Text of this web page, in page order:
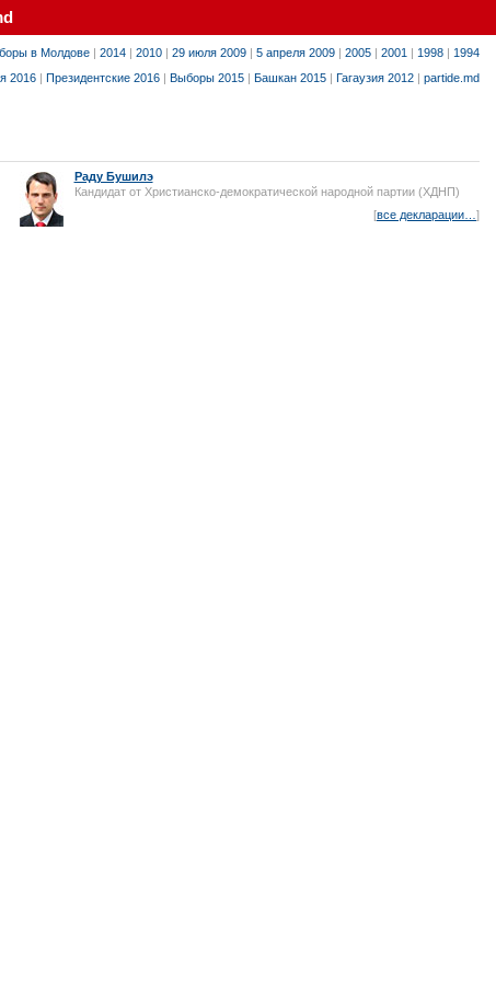
в Молдове | 2014 | 2010 | 29 июля 2009 | 5 апреля 2009 | 2005 | 2001 | 1998 | 1994
2016 | Президентские 2016 | Выборы 2015 | Башкан 2015 | Гагаузия 2012 | partide.md
Раду Бушилэ
Кандидат от Христианско-демократической народной партии (ХДНП)
[все декларации… ]